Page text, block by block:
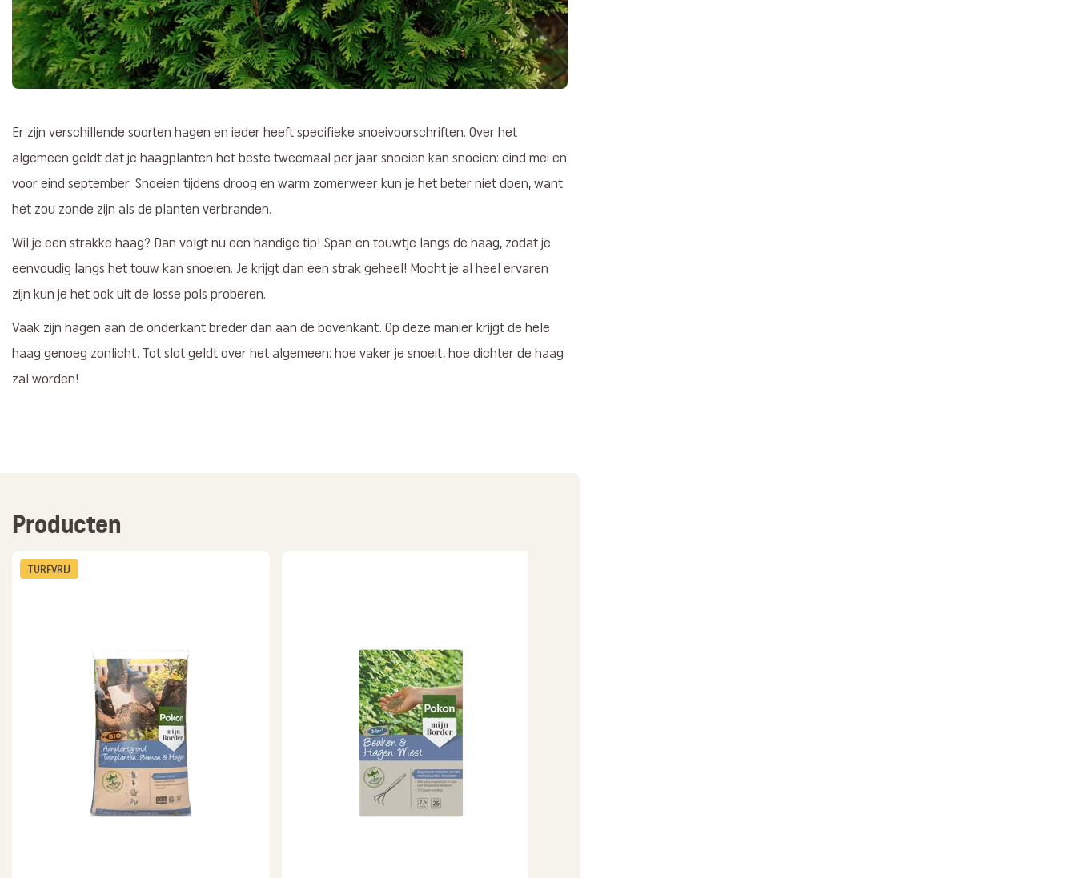
Er zijn verschillende soorten hagen en ieder heeft specifieke snoeivoorschriften. Over het
algemeen geldt dat je haagplanten het beste tweemaal per jaar snoeien kan snoeien: eind mei en
voor eind september. Snoeien tijdens droog en warm zomerweer kun je het beter niet doen, want
het zou zonde zijn als de planten verbranden.
Wil je een strakke haag? Dan volgt nu een handige tip! Span en touwtje langs de haag, zodat je
eenvoudig langs het touw kan snoeien. Je krijgt dan een strak geheel! Mocht je al heel ervaren
zijn kun je het ook uit de losse pols proberen.
Vaak zijn hagen aan de onderkant breder dan aan de bovenkant. Op deze manier krijgt de hele
haag genoeg zonlicht. Tot slot geldt over het algemeen: hoe vaker je snoeit, hoe dichter de haag
zal worden!
Producten
TURFVRIJ